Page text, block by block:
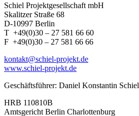
Schiel Projektgesellschaft mbH
Skalitzer Straße 68
D-10997 Berlin
T +49(0)30 – 27 581 66 60
F +49(0)30 – 27 581 66 66
kontakt@schiel-projekt.de
www.schiel-projekt.de
Geschäftsführer: Daniel Konstantin Schiel
HRB 110810B
Amtsgericht Berlin Charlottenburg